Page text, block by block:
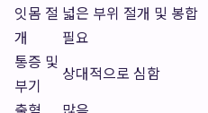
잇몸 절
개
넓은 부위 절개 및 봉합
필요
통증 및
부기
상대적으로 심함